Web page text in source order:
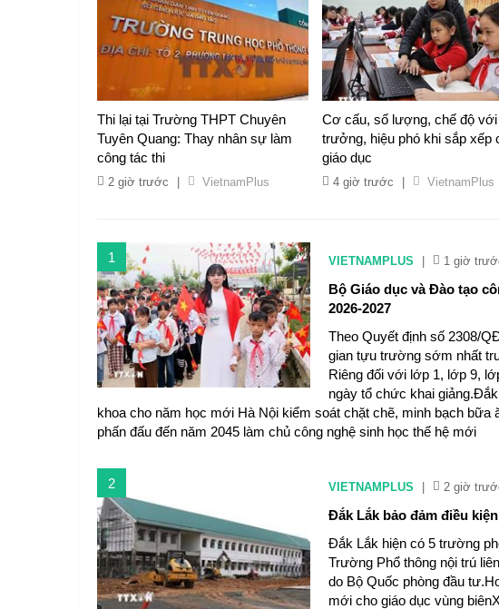
Thi lại tại Trường THPT Chuyên
Tuyên Quang: Thay nhân sự làm
công tác thi
2 giờ trước VietnamPlus
Cơ cấu, số lượng, chế độ với
trưởng, hiệu phó khi sắp xếp
giáo dục
4 giờ trước VietnamPlus
1 VIETNAMPLUS 1 giờ
Bộ Giáo dục và Đào tạo
2026-2027
Theo Quyết định số 2308/
gian tựu trường sớm nhất
Riêng đối với lớp 1, lớp 9,
ngày tổ chức khai
khoa cho năm học mới Hà Nội kiểm soát chặt chẽ, minh bạch
phấn đấu đến năm 2045 làm chủ công nghệ sinh học thế hệ mới
2 VIETNAMPLUS 2 giờ
Đắk Lắk bảo đảm điều
Đắk Lắk hiện có 5 trường
Trường Phổ thông nội trú
do Bộ Quốc phòng đầu
mới cho giáo dục vùng